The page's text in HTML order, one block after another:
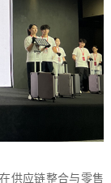
供应链整合与零售